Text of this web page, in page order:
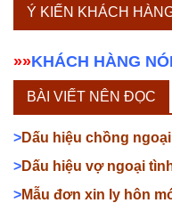
Ý KIẾN KHÁCH
»»KHÁCH HÀNG
BÀI VIẾT NÊN ĐỌC
>Dấu hiệu chồng
>Dấu hiệu vợ ngoại
>Mẫu đơn xin ly hôn